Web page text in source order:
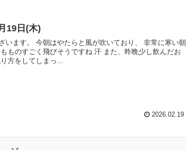
19日(木)
います。 今朝はやたらと風が吹いており、 非常に寒い朝
ものすごく飛びそうですね 汗 また、昨晩少し飲んだお
方をしてしまっ...
2026.02.19